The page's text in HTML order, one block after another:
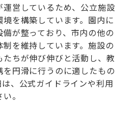
営しているため、公立施設
を構築しています。園内に
が整っており、市内の他の
を維持しています。施設の
ちが伸び伸びと活動し、教
円滑に行うのに適したもの
、公式ガイドラインや利用
。